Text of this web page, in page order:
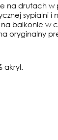
na drutach w
sypialni i
balkonie w
oryginalny
akryl.